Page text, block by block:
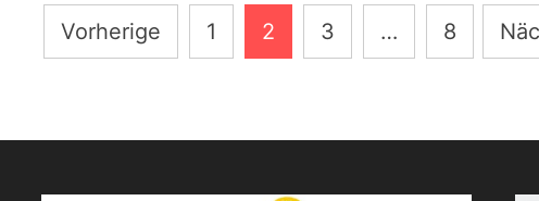
Seitennummerierung
der
Vorherige 1 2 3 … 8